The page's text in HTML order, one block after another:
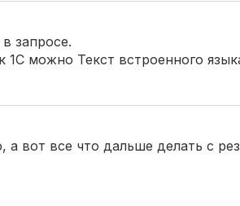
запросе.
1С можно Текст встроенного
а вот все что дальше делать с